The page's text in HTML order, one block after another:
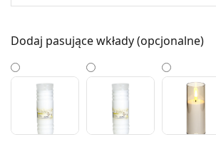
Dodaj pasujące wkłady (opcjonalne)